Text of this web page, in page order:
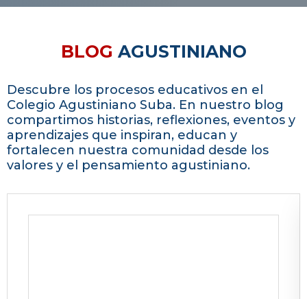
BLOG AGUSTINIANO
Descubre los procesos educativos en el
Colegio Agustiniano Suba. En nuestro blog
compartimos historias, reflexiones, eventos y
aprendizajes que inspiran, educan y
fortalecen nuestra comunidad desde los
valores y el pensamiento agustiniano.